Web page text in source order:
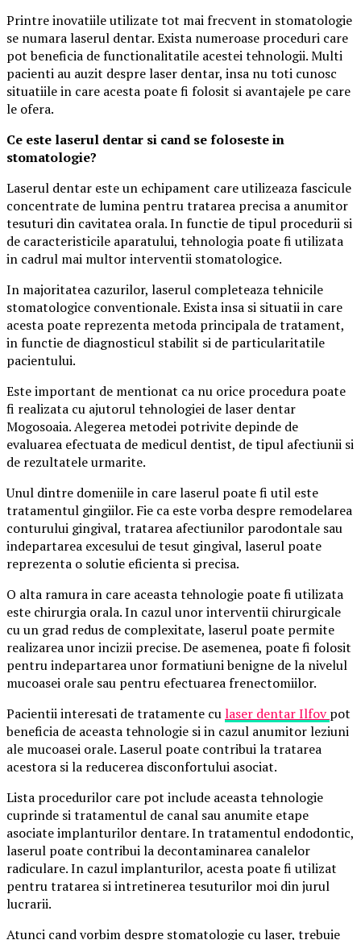
Printre inovatiile utilizate tot mai frecvent in stomatologie
se numara laserul dentar. Exista numeroase proceduri care
pot beneficia de functionalitatile acestei tehnologii. Multi
pacienti au auzit despre laser dentar, insa nu toti cunosc
situatiile in care acesta poate fi folosit si avantajele pe care
le ofera.
Ce este laserul dentar si cand se foloseste in
stomatologie?
Laserul dentar este un echipament care utilizeaza fascicule
concentrate de lumina pentru tratarea precisa a anumitor
tesuturi din cavitatea orala. In functie de tipul procedurii si
de caracteristicile aparatului, tehnologia poate fi utilizata
in cadrul mai multor interventii stomatologice.
In majoritatea cazurilor, laserul completeaza tehnicile
stomatologice conventionale. Exista insa si situatii in care
acesta poate reprezenta metoda principala de tratament,
in functie de diagnosticul stabilit si de particularitatile
pacientului.
Este important de mentionat ca nu orice procedura poate
fi realizata cu ajutorul tehnologiei de laser dentar
Mogosoaia. Alegerea metodei potrivite depinde de
evaluarea efectuata de medicul dentist, de tipul afectiunii si
de rezultatele urmarite.
Unul dintre domeniile in care laserul poate fi util este
tratamentul gingiilor. Fie ca este vorba despre remodelarea
conturului gingival, tratarea afectiunilor parodontale sau
indepartarea excesului de tesut gingival, laserul poate
reprezenta o solutie eficienta si precisa.
O alta ramura in care aceasta tehnologie poate fi utilizata
este chirurgia orala. In cazul unor interventii chirurgicale
cu un grad redus de complexitate, laserul poate permite
realizarea unor incizii precise. De asemenea, poate fi folosit
pentru indepartarea unor formatiuni benigne de la nivelul
mucoasei orale sau pentru efectuarea frenectomiilor.
Pacientii interesati de tratamente culaser dentar Ilfovpot
beneficia de aceasta tehnologie si in cazul anumitor leziuni
ale mucoasei orale. Laserul poate contribui la tratarea
acestora si la reducerea disconfortului asociat.
Lista procedurilor care pot include aceasta tehnologie
cuprinde si tratamentul de canal sau anumite etape
asociate implanturilor dentare. In tratamentul endodontic,
laserul poate contribui la decontaminarea canalelor
radiculare. In cazul implanturilor, acesta poate fi utilizat
pentru tratarea si intretinerea tesuturilor moi din jurul
lucrarii.
Atunci cand vorbim despre stomatologie cu laser, trebuie